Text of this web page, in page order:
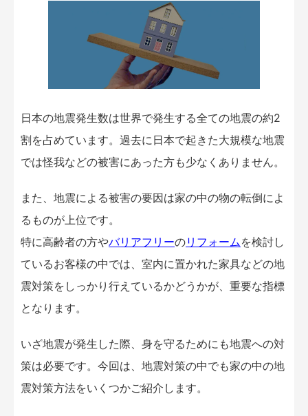
日本の地震発生数は世界で発生する全ての地震の約2
割を占めています。過去に日本で起きた大規模な地震
では怪我などの被害にあった方も少なくありません。
また、地震による被害の要因は家の中の物の転倒によ
るものが上位です。
特に高齢者の方やバリアフリーのリフォームを検討し
ているお客様の中では、室内に置かれた家具などの地
震対策をしっかり行えているかどうかが、重要な指標
となります。
いざ地震が発生した際、身を守るためにも地震への対
策は必要です。今回は、地震対策の中でも家の中の地
震対策方法をいくつかご紹介します。